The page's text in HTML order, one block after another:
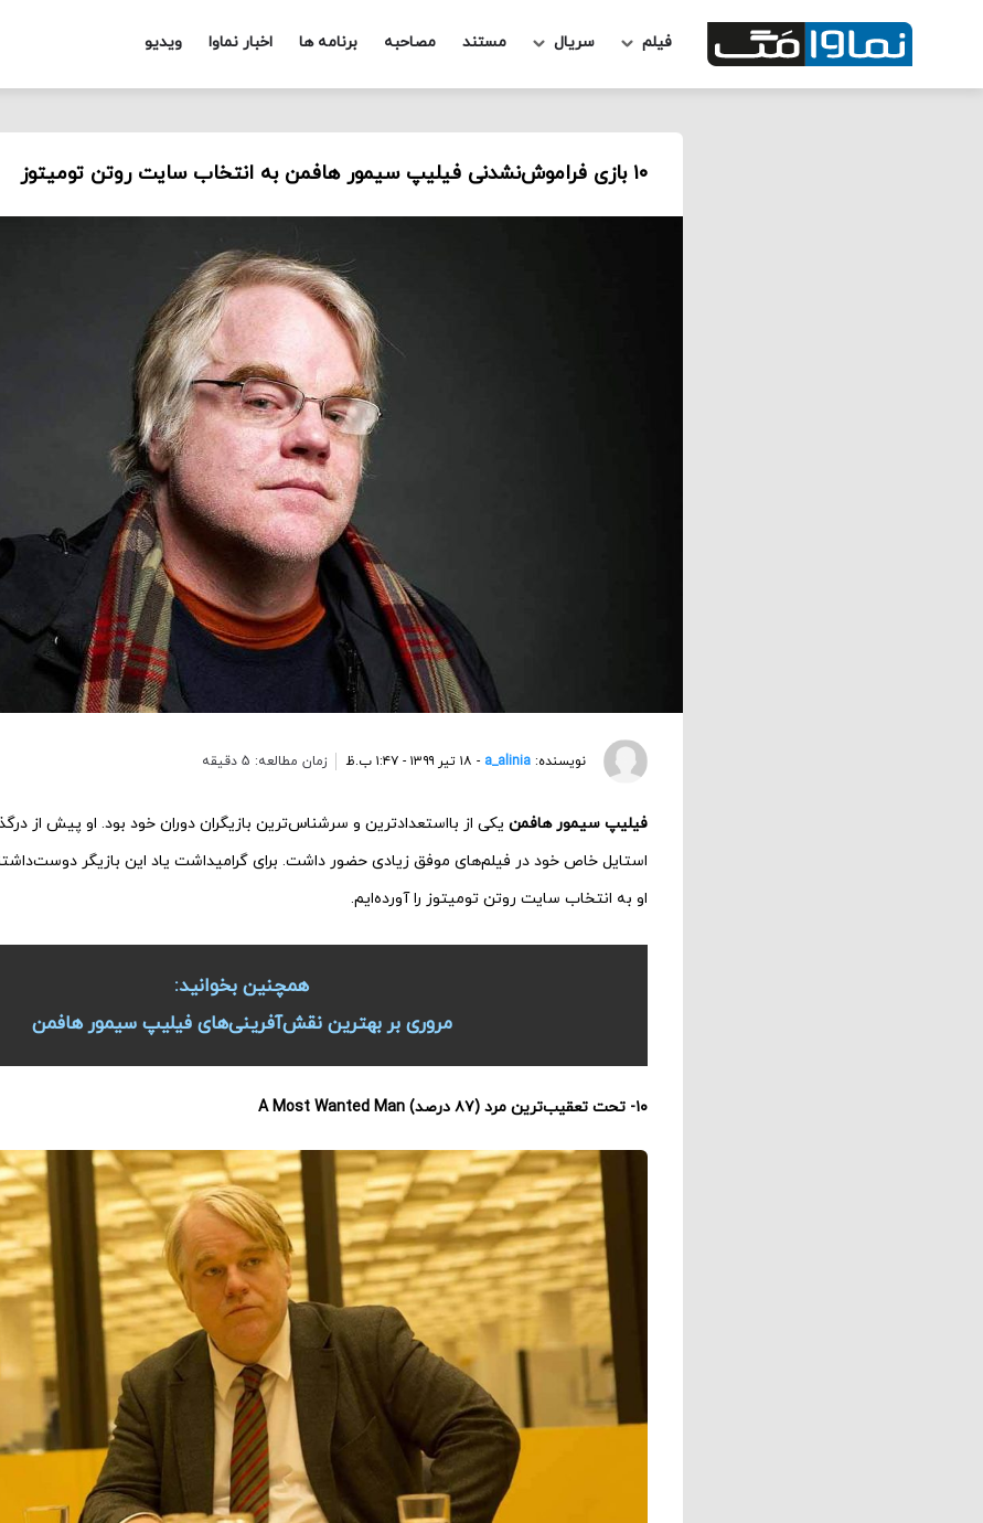
فیلم سریال مستند مصاحبه برنامه ها اخبار نماوا ویدیو
۱۰ بازی فراموش‌نشدنی فیلیپ سیمور هافمن به انتخاب سایت روتن تومیتوز
نویسنده: a_alinia - ۱۸ تیر ۱۳۹۹ - ۱:۴۷ ب.ظ زمان مطالعه: 5 دقیقه
فیلیپ سیمور هافمن
او به انتخاب سایت روتن تومیتوز را آورده‌ایم.
همچنین بخوانید:
مروری بر بهترین نقش‌آفرینی‌های فیلیپ سیمور هافمن
۱۰- تحت تعقیب‌ترین مرد (۸۷ درصد)